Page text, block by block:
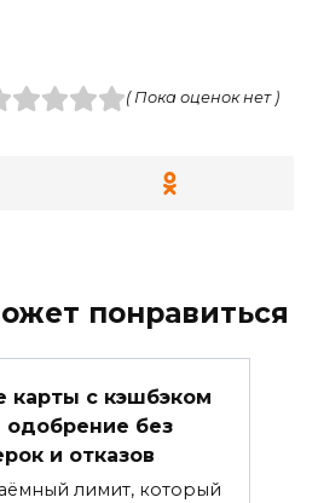
( Пока оценок нет )
понравиться
карты с кэшбэком
одобрение без
и отказов
лимит, который